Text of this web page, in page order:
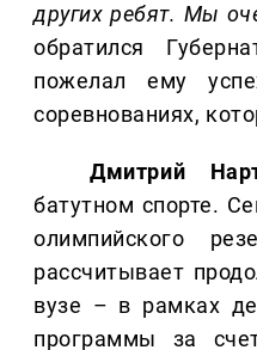
других ребят. Мы
обратился
пожелал ему
соревнованиях,
Дмитрий
батутном спорте.
олимпийского
рассчитывает
вузе – в рамках
программы за